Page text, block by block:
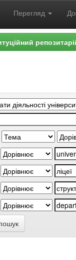
Перегляд